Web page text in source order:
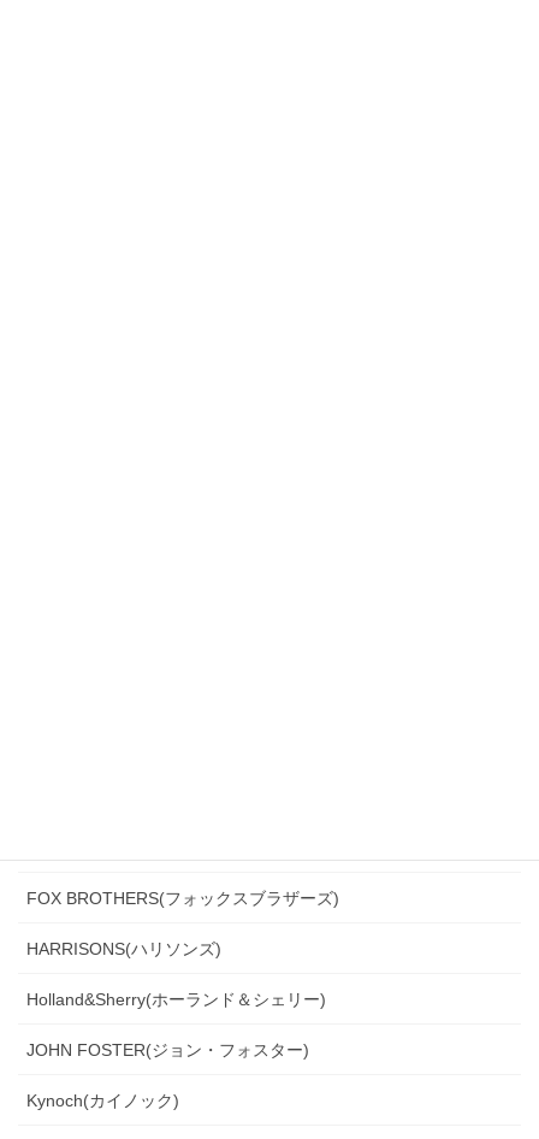
FOX BROTHERS(フォックスブラザーズ)
HARRISONS(ハリソンズ)
Holland&Sherry(ホーランド＆シェリー)
JOHN FOSTER(ジョン・フォスター)
Kynoch(カイノック)